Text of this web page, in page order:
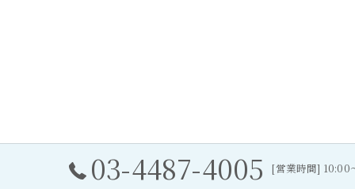
03-4487-4005 [営業時間] 10:00